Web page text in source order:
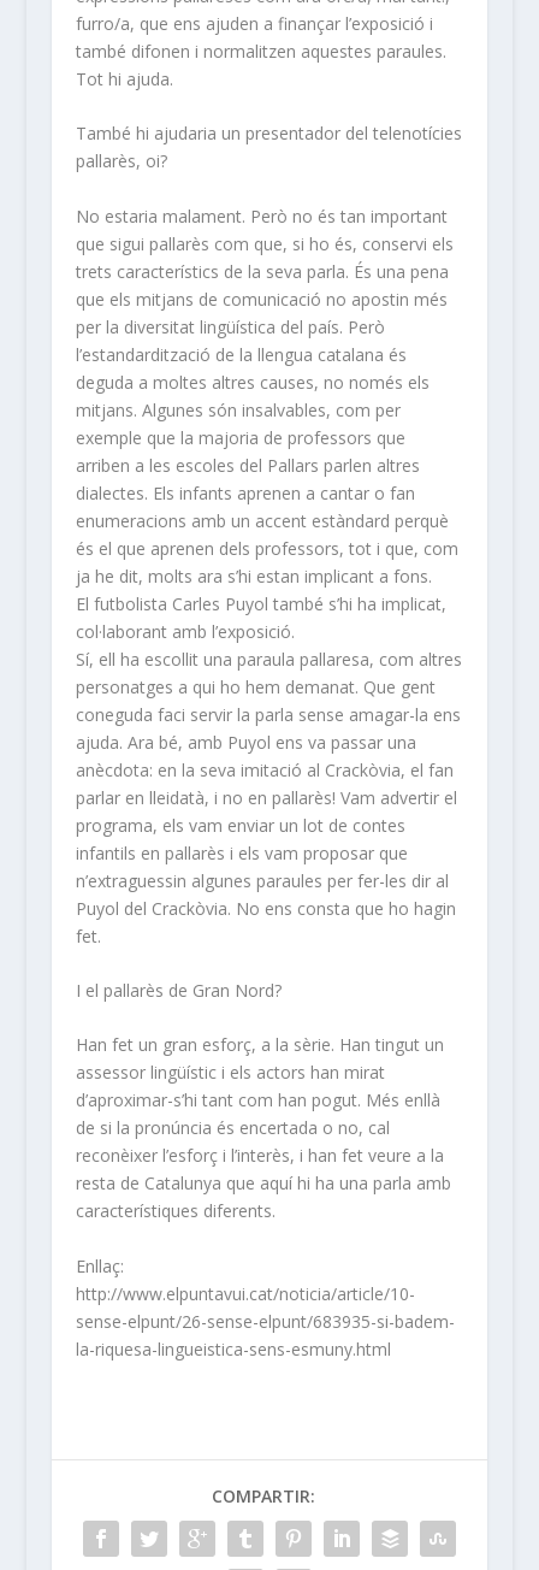
furro/a, que ens ajuden a finançar l’exposició i
també difonen i normalitzen aquestes paraules.
Tot hi ajuda.
També hi ajudaria un presentador del telenotícies
pallarès, oi?
No estaria malament. Però no és tan important
que sigui pallarès com que, si ho és, conservi els
trets característics de la seva parla. És una pena
que els mitjans de comunicació no apostin més
per la diversitat lingüística del país. Però
l’estandardització de la llengua catalana és
deguda a moltes altres causes, no només els
mitjans. Algunes són insalvables, com per
exemple que la majoria de professors que
arriben a les escoles del Pallars parlen altres
dialectes. Els infants aprenen a cantar o fan
enumeracions amb un accent estàndard perquè
és el que aprenen dels professors, tot i que, com
ja he dit, molts ara s’hi estan implicant a fons.
El futbolista Carles Puyol també s’hi ha implicat,
col·laborant amb l’exposició.
Sí, ell ha escollit una paraula pallaresa, com altres
personatges a qui ho hem demanat. Que gent
coneguda faci servir la parla sense amagar-la ens
ajuda. Ara bé, amb Puyol ens va passar una
anècdota: en la seva imitació al Crackòvia, el fan
parlar en lleidatà, i no en pallarès! Vam advertir el
programa, els vam enviar un lot de contes
infantils en pallarès i els vam proposar que
n’extraguessin algunes paraules per fer-les dir al
Puyol del Crackòvia. No ens consta que ho hagin
fet.
I el pallarès de Gran Nord?
Han fet un gran esforç, a la sèrie. Han tingut un
assessor lingüístic i els actors han mirat
d’aproximar-s’hi tant com han pogut. Més enllà
de si la pronúncia és encertada o no, cal
reconèixer l’esforç i l’interès, i han fet veure a la
resta de Catalunya que aquí hi ha una parla amb
característiques diferents.
Enllaç:
http://www.elpuntavui.cat/noticia/article/10-
sense-elpunt/26-sense-elpunt/683935-si-badem-
la-riquesa-lingueistica-sens-esmuny.html
COMPARTIR: